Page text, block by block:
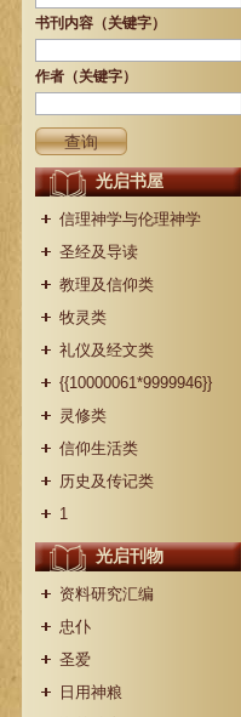
书刊内容（关键字）
作者（关键字）
光启书屋
信理神学与伦理神学
圣经及导读
教理及信仰类
牧灵类
礼仪及经文类
{{10000061*9999946}}
灵修类
信仰生活类
历史及传记类
1
光启刊物
资料研究汇编
忠仆
圣爱
日用神粮